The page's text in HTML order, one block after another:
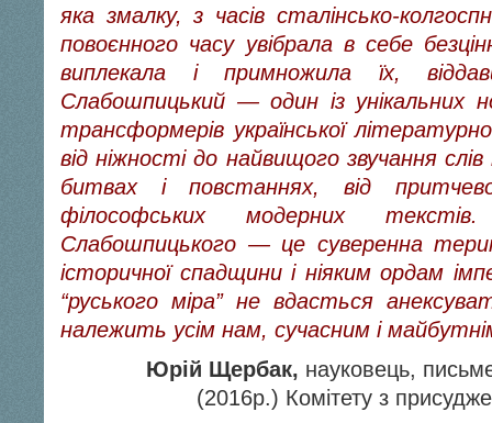
яка змалку, з часів сталінсько-
повоєнного часу увібрала в себе
виплекала і примножила їх,
Слабошпицький — один із унікальних
трансформерів української
від ніжності до найвищого звучання
битвах і повстаннях, від
філософських модерних
Слабошпицького — це суверенна
історичної спадщини і ніяким ордам
“руського міра” не вдасться
належить усім нам, сучасним і
Юрій Щербак, науковець,
(2016р.) Комітету з